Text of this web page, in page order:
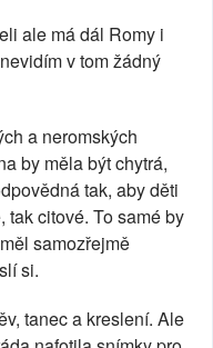
ale má dál Romy i
v tom žádný
a neromských
by měla být chytrá,
tak, aby děti
tak citové. To samé by
samozřejmě
si.
tanec a kreslení. Ale